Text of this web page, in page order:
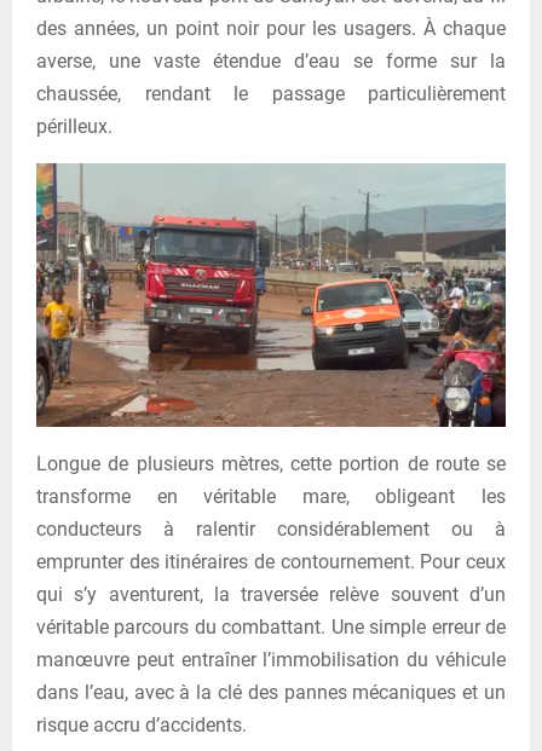
des années, un point noir pour les usagers. À chaque
averse, une vaste étendue d’eau se forme sur la
chaussée, rendant le passage particulièrement
périlleux.
Longue de plusieurs mètres, cette portion de route se
transforme en véritable mare, obligeant les
conducteurs à ralentir considérablement ou à
emprunter des itinéraires de contournement. Pour ceux
qui s’y aventurent, la traversée relève souvent d’un
véritable parcours du combattant. Une simple erreur de
manœuvre peut entraîner l’immobilisation du véhicule
dans l’eau, avec à la clé des pannes mécaniques et un
risque accru d’accidents.